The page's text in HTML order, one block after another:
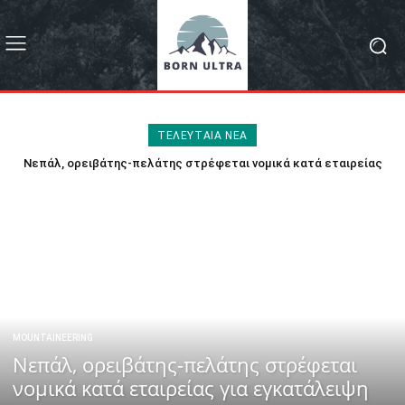
ΤΕΛΕΥΤΑΙΑ ΝΕΑ
Νεπάλ, ορειβάτης-πελάτης στρέφεται νομικά κατά εταιρείας
MOUNTAINEERING
Νεπάλ, ορειβάτης-πελάτης στρέφεται
νομικά κατά εταιρείας για εγκατάλειψη